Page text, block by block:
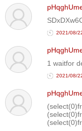
2021/08/
1 waitfor
2021/08/